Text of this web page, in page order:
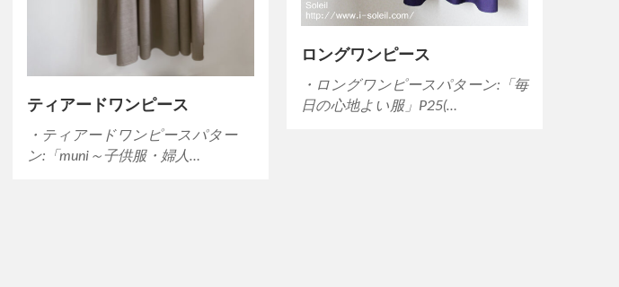
ロングワンピース
・ロングワンピースパターン:「毎
日の心地よい服」P25(…
ティアードワンピース
・ティアードワンピースパター
ン:「muni～子供服・婦人…